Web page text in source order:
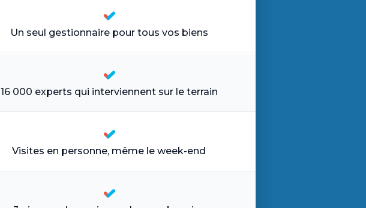
Un seul gestionnaire pour tous vos biens
16 000 experts qui interviennent sur le terrain
Visites en personne, même le week-end